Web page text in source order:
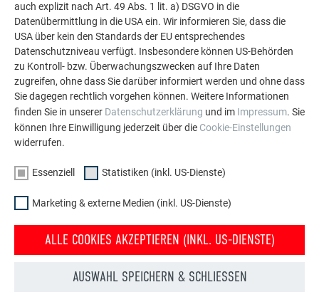
steht, so erstreckt sich die Abtretung der Forderung auf den
Betrag, der unserem Anteilswert an Miteigentum entspricht.
Punkt 10.1. Satz 2 gilt entsprechend für den verlängerten
Eigentumsvorbehalt; die Vorausabtretung gem. Punkt 10.3.
Satz 1 und 3 erstreckt sich auch auf die Saldoforderung.
10.4. Wird die Vorbehaltsware vom Kunden als wesentlicher
Bestandteil in das Grundstück eines Dritten eingebaut, so
tritt der Kunde schon jetzt die gegen den Dritten oder den,
der Höhe des Wertes der Vorbehaltsware mit allen
einer Sicherungshypothek mit dem Rang vor dem Rest ab.
Wir nehmen die Abtretung an. Punkt 10.3. Satz 2 und 3 gelten
entsprechend.
10.5. Wird Vorbehaltsware vom Kunden als wesentlicher
auch explizit nach Art. 49 Abs. 1 lit. a) DSGVO in die
Datenübermittlung in die USA ein. Wir informieren Sie, dass die
USA über kein den Standards der EU entsprechendes
Datenschutzniveau verfügt. Insbesondere können US-Behörden
zu Kontroll- bzw. Überwachungszwecken auf Ihre Daten
zugreifen, ohne dass Sie darüber informiert werden und ohne dass
Sie dagegen rechtlich vorgehen können. Weitere Informationen
finden Sie in unserer Datenschutzerklärung und im Impressum. Sie
können Ihre Einwilligung jederzeit über die Cookie-Einstellungen
widerrufen.
Essenziell Statistiken (inkl. US-Dienste)
Marketing & externe Medien (inkl. US-Dienste)
ALLE COOKIES AKZEPTIEREN (INKL. US-DIENSTE)
AUSWAHL SPEICHERN & SCHLIESSEN